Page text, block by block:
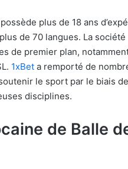
plus de 18 ans
de 70 langues. La société
de premier plan,
1xBet a remporté de
le sport par le biais
disciplines.
de Balle